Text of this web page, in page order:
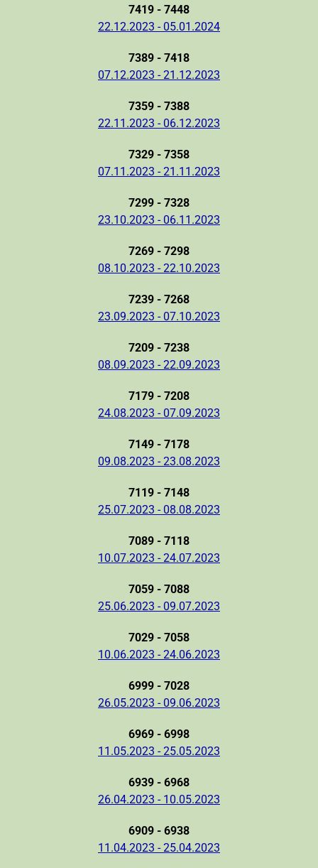
7419 - 7448
22.12.2023 - 05.01.2024
7389 - 7418
07.12.2023 - 21.12.2023
7359 - 7388
22.11.2023 - 06.12.2023
7329 - 7358
07.11.2023 - 21.11.2023
7299 - 7328
23.10.2023 - 06.11.2023
7269 - 7298
08.10.2023 - 22.10.2023
7239 - 7268
23.09.2023 - 07.10.2023
7209 - 7238
08.09.2023 - 22.09.2023
7179 - 7208
24.08.2023 - 07.09.2023
7149 - 7178
09.08.2023 - 23.08.2023
7119 - 7148
25.07.2023 - 08.08.2023
7089 - 7118
10.07.2023 - 24.07.2023
7059 - 7088
25.06.2023 - 09.07.2023
7029 - 7058
10.06.2023 - 24.06.2023
6999 - 7028
26.05.2023 - 09.06.2023
6969 - 6998
11.05.2023 - 25.05.2023
6939 - 6968
26.04.2023 - 10.05.2023
6909 - 6938
11.04.2023 - 25.04.2023